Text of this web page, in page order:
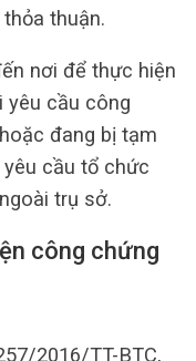
thuận.
nơi để thực hiện
yêu cầu công
đang bị tạm
cầu tổ chức
trụ sở.
công chứng
2016/TT-BTC,